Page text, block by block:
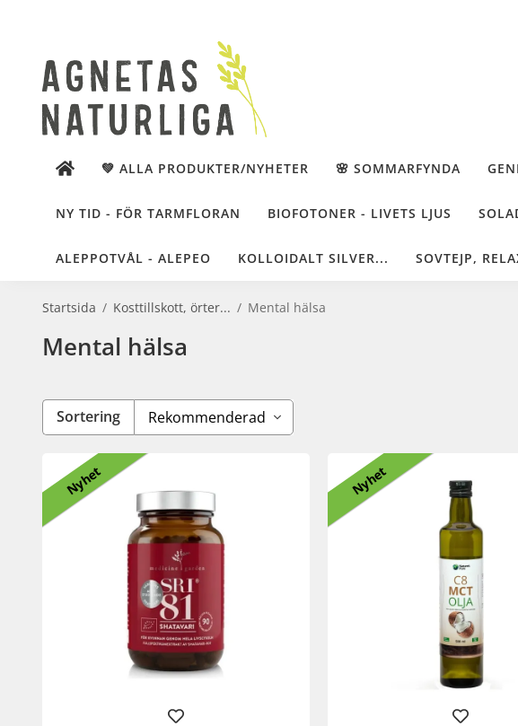
💚 ALLA PRODUKTER/NYHETER 🌸 SOMMARFYNDA
NY TID - FÖR TARMFLORAN BIOFOTONER - LIVETS LJUS
ALEPPOTVÅL - ALEPEO KOLLOIDALT SILVER... SOVTEJP,
Startsida / Kosttillskott, örter... / Mental hälsa
Mental hälsa
Sortering
Nyhet Nyhet